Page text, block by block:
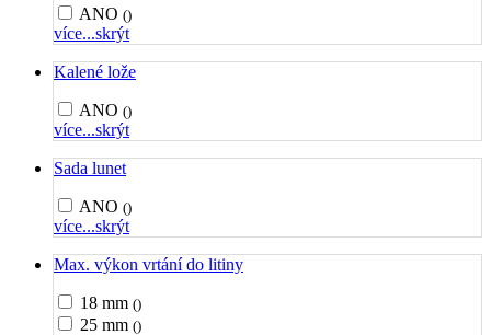
ANO ()
více...skrýt
Kalené lože
ANO ()
více...skrýt
Sada lunet
ANO ()
více...skrýt
Max. výkon vrtání do litiny
18 mm ()
25 mm ()